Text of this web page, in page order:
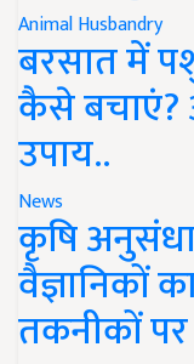
Animal Husbandry
बरसात में
कैसे बचाएं?
उपाय..
News
कृषि
वैज्ञानिकों
तकनीकों